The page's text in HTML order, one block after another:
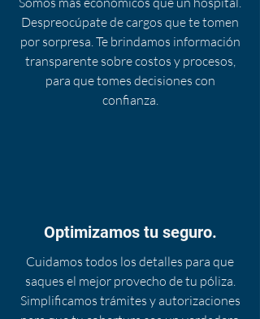
Despreocúpate de cargos que te tomen
por sorpresa. Te brindamos información
transparente sobre costos y procesos,
para que tomes decisiones con
confianza.
Optimizamos tu seguro.
Cuidamos todos los detalles para que
saques el mejor provecho de tu póliza.
Simplificamos trámites y autorizaciones